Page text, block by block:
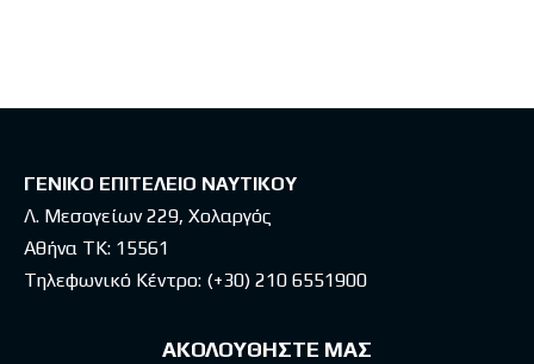
ΓΕΝΙΚΟ ΕΠΙΤΕΛΕΙΟ ΝΑΥΤΙΚΟΥ
Λ. Μεσογείων 229, Χολαργός
Αθήνα ΤΚ: 15561
Τηλεφωνικό Κέντρο: (+30) 210 6551900
ΑΚΟΛΟΥΘΗΣΤΕ ΜΑΣ